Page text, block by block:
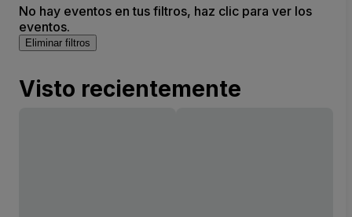
No hay eventos en tus filtros, haz clic para ver los
eventos.
Eliminar filtros
Visto recientemente